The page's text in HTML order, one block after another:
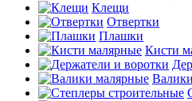
Клещи
Отвертки
Плашки
Кисти